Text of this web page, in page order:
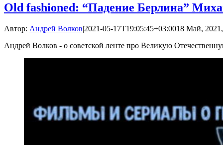
Old fashioned: “Падение Берлина”
Автор: Андрей Волков|2021-05-17T19:05:45+03:0018 Май,
Андрей Волков - о советской ленте про Великую